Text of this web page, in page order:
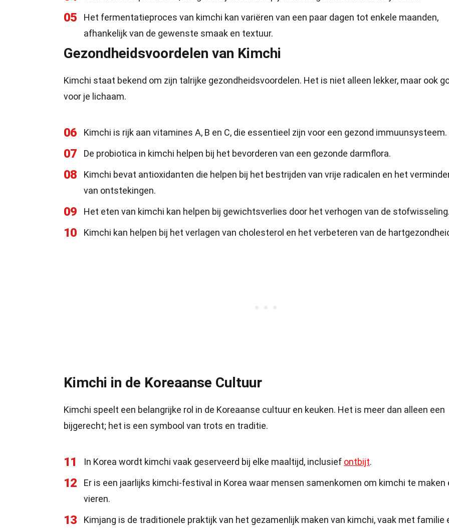
05
Het fermentatieproces van kimchi kan variëren van een paar dagen tot enkele maanden,
afhankelijk van de gewenste smaak en textuur.
Gezondheidsvoordelen van Kimchi
Kimchi staat bekend om zijn talrijke gezondheidsvoordelen. Het is niet alleen lekker, maar ook
voor je lichaam.
06 Kimchi is rijk aan vitamines A, B en C, die essentieel zijn voor een gezond immuunsysteem.
07 De probiotica in kimchi helpen bij het bevorderen van een gezonde darmflora.
08
Kimchi bevat antioxidanten die helpen bij het bestrijden van vrije radicalen en het
van ontstekingen.
09 Het eten van kimchi kan helpen bij gewichtsverlies door het verhogen van de
10 Kimchi kan helpen bij het verlagen van cholesterol en het verbeteren van de
Kimchi in de Koreaanse Cultuur
Kimchi speelt een belangrijke rol in de Koreaanse cultuur en keuken. Het is meer dan alleen een
bijgerecht; het is een symbool van trots en traditie.
11 In Korea wordt kimchi vaak geserveerd bij elke maaltijd, inclusief ontbijt.
12
Er is een jaarlijks kimchi-festival in Korea waar mensen samenkomen om kimchi te maken
vieren.
13
Kimjang is de traditionele praktijk van het gezamenlijk maken van kimchi, vaak met familie